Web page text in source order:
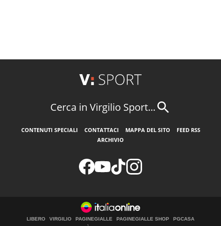
Cerca in Virgilio Sport...
CONTENUTI SPECIALI CONTATTACI MAPPA DEL SITO
FEED RSS
ARCHIVIO
LIBERO VIRGILIO PAGINEGIALLE PAGINEGIALLE SHOP
PGCASA